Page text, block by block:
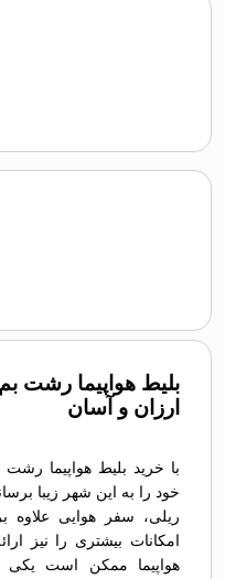
بلیط هواپیما رشت
ارزان و آسان
با خرید بلیط هواپیما
خود را به این شهر زیبا
ریلی، سفر هوایی
امکانات بیشتری را نیز
هواپیما ممکن است یکی